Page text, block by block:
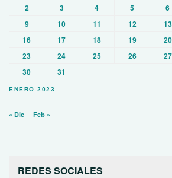
ENERO 2023
2
3 4 5 6
9
10 11 12 13
16
17 18 19 20
23
24 25 26 27
30
31
« Dic Feb »
REDES SOCIALES